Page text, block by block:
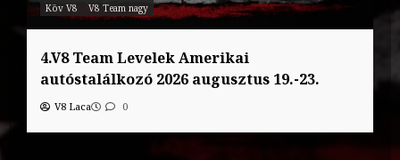
Köv V8
V8 Team nagy
4.V8 Team Levelek Amerikai
autóstalálkozó 2026 augusztus 19.-23.
V8 Laca 0